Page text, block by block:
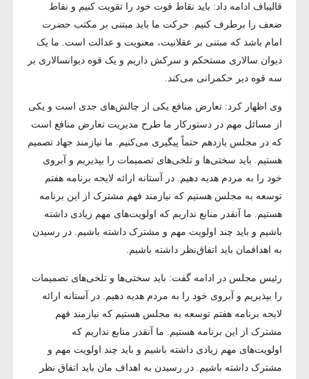
قالیباف ادامه داد: باید نقاط قوت خود را تقویت کنیم و نقاط
ضعف را برطرف کنیم. حرکت ما باید مبتنی بر مکتب حضرت
امام باشد که مبتنی بر عقلانیت، معنویت و عدالت است. ما یک
دیوان سالاری مستحکم و سرکش داریم و یک قوه دیوانسالاری بر
سه قوه دیر حکمرانی می‌کند.
وی اظهار کرد: تعارض منافع یکی از چالش‌های جدی است و یکی
از مسائل مهم در دستورکار ما طرح مدیریت تعارض منافع است
که در مجلس یازدهم حتماً پیگیری می‌کنیم. ما نیازمند جهاد تصمیم
هستیم. باید سختی‌ها و تلخی‌های تصمیمات را بپذیریم و آبروی
خود را به مردم هدیه دهیم. در آستانه ارائه لایحه برنامه هفتم
توسعه به مجلس هستیم که نیازمند فهم مشترک از این برنامه
هستیم. ما آنقدر منابع نداریم که اولویت‌های مهم زیادی داشته
باشیم و باید چند اولویت مهم و مشترک داشته باشیم. در رسیدن
به اهدافمان باید اتفاق‌نظر داشته باشیم.
رئیس مجلس در ادامه گفت: باید سختی‌ها و تلخی‌های تصمیمات
را بپذیریم و آبروی خود را به مردم هدیه دهیم. در آستانه ارائه
لایحه برنامه هفتم توسعه به مجلس هستیم که نیازمند فهم
مشترک از این برنامه هستیم. ما آنقدر منابع نداریم که
اولویت‌های مهم زیادی داشته باشیم و باید چند اولویت مهم و
مشترک داشته باشیم. در رسیدن به اهداف مان باید اتفاق نظر